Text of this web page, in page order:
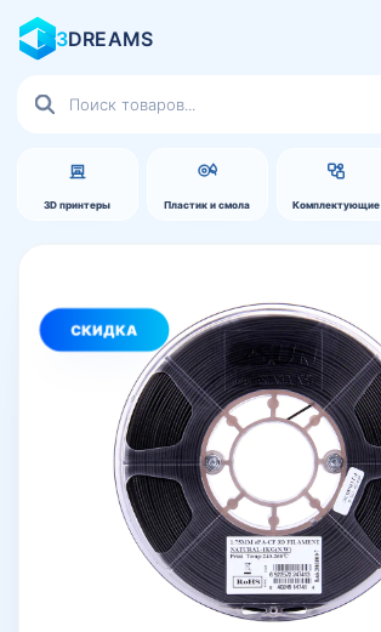
3DREAMS
3D принтеры Пластик и смола Комплектующие
товаров